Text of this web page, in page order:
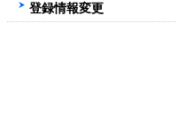
登録情報変更